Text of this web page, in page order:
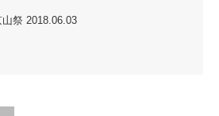
祭 2018.06.03